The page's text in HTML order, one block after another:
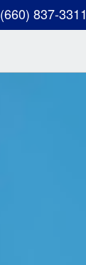
(660) 837-3311